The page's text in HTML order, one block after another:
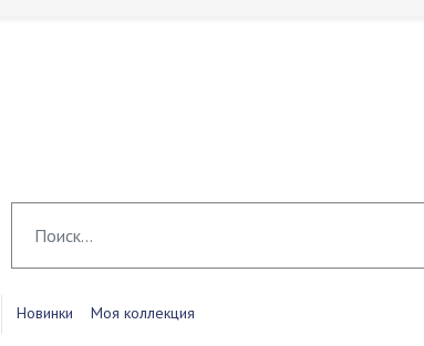
Новинки Моя коллекция